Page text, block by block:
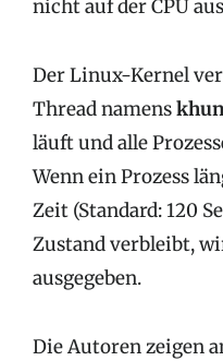
nicht auf der CPU
Der Linux-Kernel
Thread namens
läuft und alle
Wenn ein Prozess
Zeit (Standard: 120
Zustand verbleibt,
ausgegeben.
Die Autoren zeigen